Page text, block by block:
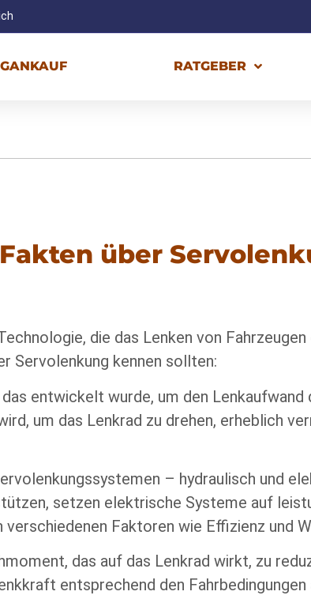
RATGEBER
über
die das Lenken von
Servolenkung kennen sollten:
entwickelt wurde, um den Lenkaufwand
um das Lenkrad zu drehen, erheblich
– hydraulisch und
setzen elektrische Systeme auf
Faktoren wie Effizienz und
das auf das Lenkrad wirkt, zu
entsprechend den Fahrbedingungen